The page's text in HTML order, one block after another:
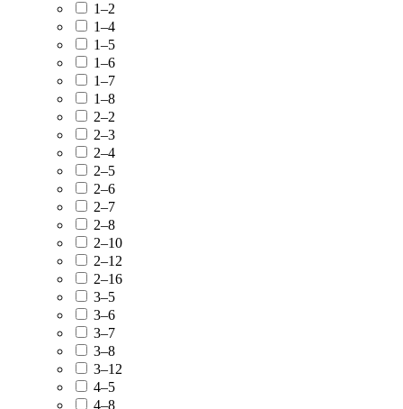
1–2
1–4
1–5
1–6
1–7
1–8
2–2
2–3
2–4
2–5
2–6
2–7
2–8
2–10
2–12
2–16
3–5
3–6
3–7
3–8
3–12
4–5
4–8